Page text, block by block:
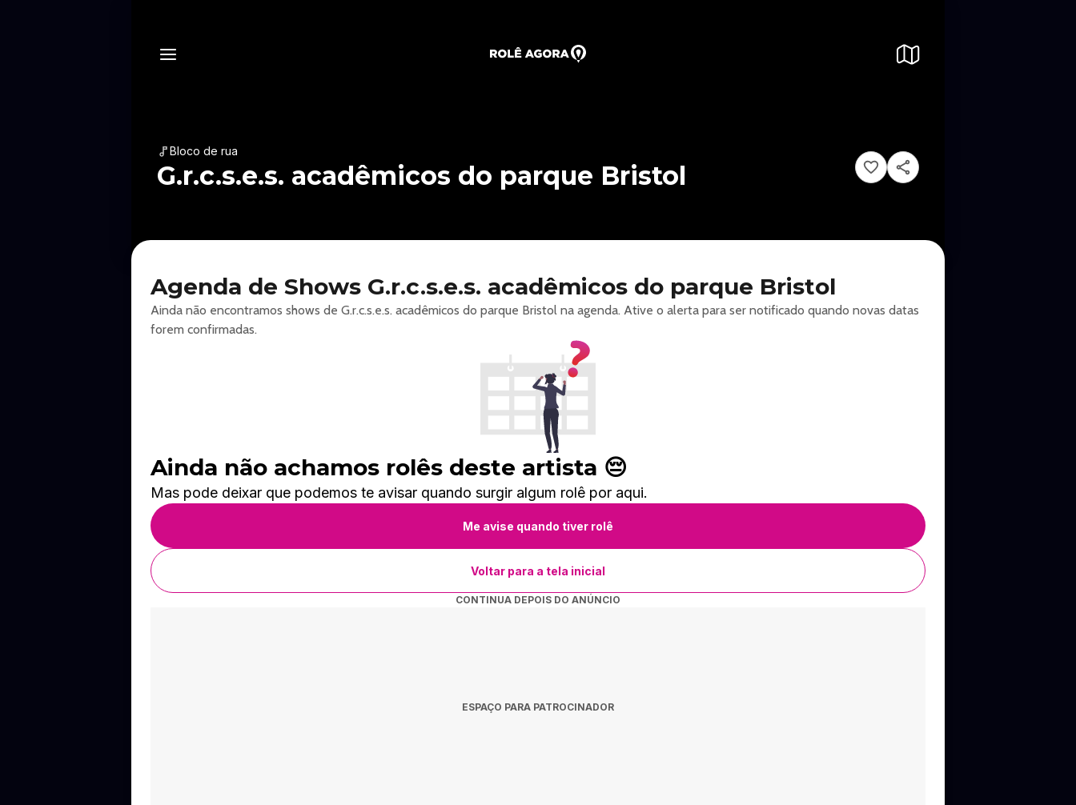
Bloco de rua
G.r.c.s.e.s. acadêmicos do parque Bristol
Agenda de Shows G.r.c.s.e.s. acadêmicos do parque Bristol
Ainda não encontramos shows de G.r.c.s.e.s. acadêmicos do parque Bristol na agenda. Ative o alerta para ser notificado quando novas datas
forem confirmadas.
Ainda não achamos rolês deste artista 😔
Mas pode deixar que podemos te avisar quando surgir algum rolê por aqui.
Me avise quando tiver rolê
Voltar para a tela inicial
CONTINUA DEPOIS DO ANÚNCIO
ESPAÇO PARA PATROCINADOR